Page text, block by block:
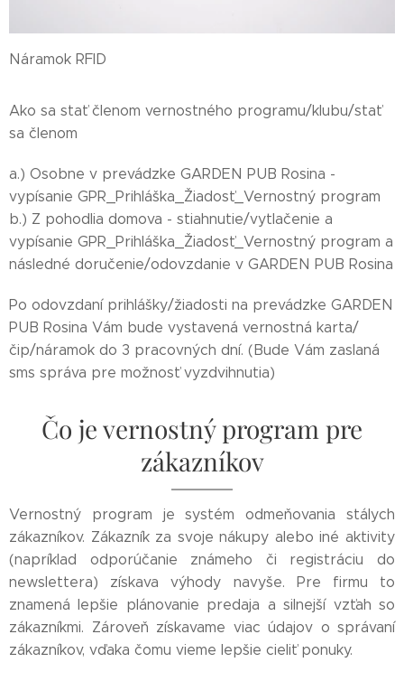
Náramok RFID
Ako sa stať členom vernostného programu/klubu/stať
sa členom
a.) Osobne v prevádzke GARDEN PUB Rosina -
vypísanie GPR_Prihláška_Žiadosť_Vernostný program
b.) Z pohodlia domova - stiahnutie/vytlačenie a
vypísanie GPR_Prihláška_Žiadosť_Vernostný program a
následné doručenie/odovzdanie v GARDEN PUB Rosina
Po odovzdaní prihlášky/žiadosti na prevádzke GARDEN
PUB Rosina Vám bude vystavená vernostná karta/
čip/náramok do 3 pracovných dní. (Bude Vám zaslaná
sms správa pre možnosť vyzdvihnutia)
Čo je vernostný program pre
zákazníkov
Vernostný program je systém odmeňovania stálych
zákazníkov. Zákazník za svoje nákupy alebo iné aktivity
(napríklad odporúčanie známeho či registráciu do
newslettera) získava výhody navyše. Pre firmu to
znamená lepšie plánovanie predaja a silnejší vzťah so
zákazníkmi. Zároveň získavame viac údajov o správaní
zákazníkov, vďaka čomu vieme lepšie cieliť ponuky.